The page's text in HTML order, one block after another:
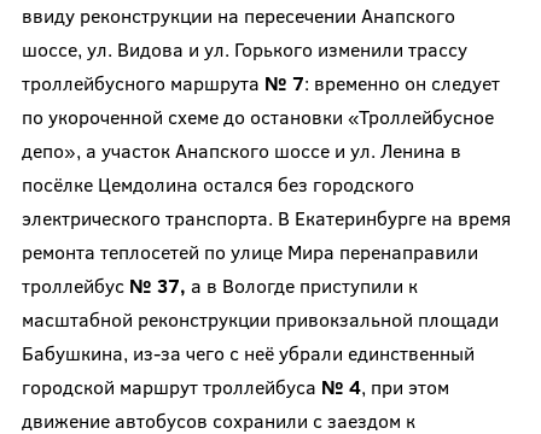
ввиду реконструкции на пересечении Анапского
шоссе, ул. Видова и ул. Горького изменили трассу
троллейбусного маршрута № 7: временно он следует
по укороченной схеме до остановки «Троллейбусное
депо», а участок Анапского шоссе и ул. Ленина в
посёлке Цемдолина остался без городского
электрического транспорта. В Екатеринбурге на время
ремонта теплосетей по улице Мира перенаправили
троллейбус № 37, а в Вологде приступили к
масштабной реконструкции привокзальной площади
Бабушкина, из-за чего с неё убрали единственный
городской маршрут троллейбуса № 4, при этом
движение автобусов сохранили с заездом к